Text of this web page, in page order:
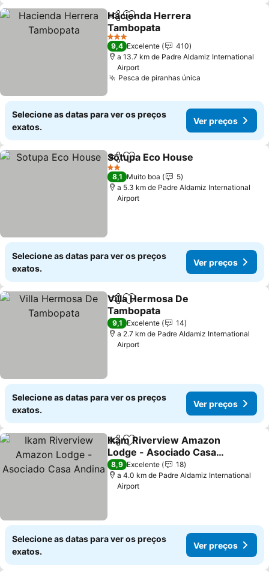
PartilharAdicionar aos favoritos
Hacienda Herrera
Tambopata
Ver preços
3 Estrelas
9,4 Excelente
410
a 13.7 km de Padre Aldamiz International
Airport
Pesca de piranhas única
Selecione as datas para ver os preços
exatos.
Ver preços
PartilharAdicionar aos favoritos
Sotupa Eco House
2 Estrelas
8,1 Muito boa
5
a 5.3 km de Padre Aldamiz International
Airport
Selecione as datas para ver os preços
exatos.
Ver preços
PartilharAdicionar aos favoritos
Villa Hermosa De
Tambopata
Ver preços
9,1 Excelente
14
a 2.7 km de Padre Aldamiz International
Airport
Selecione as datas para ver os preços
exatos.
Ver preços
PartilharAdicionar aos favoritos
Ikam Riverview Amazon
Lodge - Asociado Casa
Andina
Ver preços
8,9 Excelente
18
a 4.0 km de Padre Aldamiz International
Airport
Selecione as datas para ver os preços
exatos.
Ver preços